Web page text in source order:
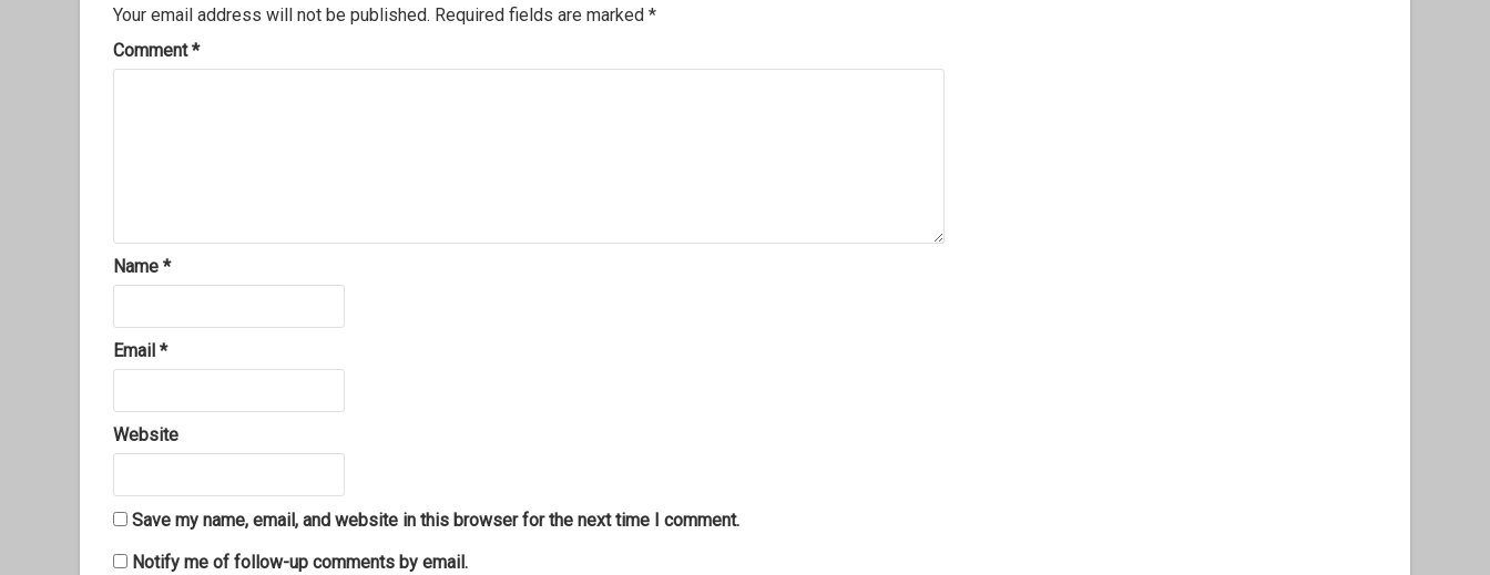
Your email address will not be published. Required fields are marked *
Comment*
Name *
Email *
Website
Save my name, email, and website in this browser for the next time I comment.
Notify me of follow-up comments by email.